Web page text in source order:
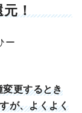
！
ー
変更するとき
が、よくよく